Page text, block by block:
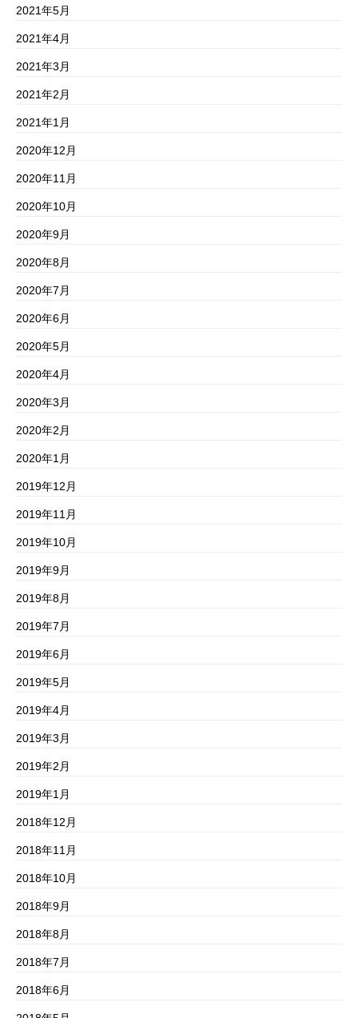
2021年5月
2021年4月
2021年3月
2021年2月
2021年1月
2020年12月
2020年11月
2020年10月
2020年9月
2020年8月
2020年7月
2020年6月
2020年5月
2020年4月
2020年3月
2020年2月
2020年1月
2019年12月
2019年11月
2019年10月
2019年9月
2019年8月
2019年7月
2019年6月
2019年5月
2019年4月
2019年3月
2019年2月
2019年1月
2018年12月
2018年11月
2018年10月
2018年9月
2018年8月
2018年7月
2018年6月